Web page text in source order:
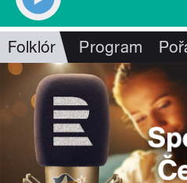
Folklór Program